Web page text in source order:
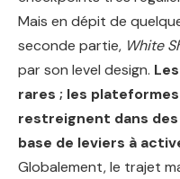
Mais en dépit de
seconde partie, White
par son level design.
rares ; les
restreignent dans
base de leviers à
Globalement, le trajet